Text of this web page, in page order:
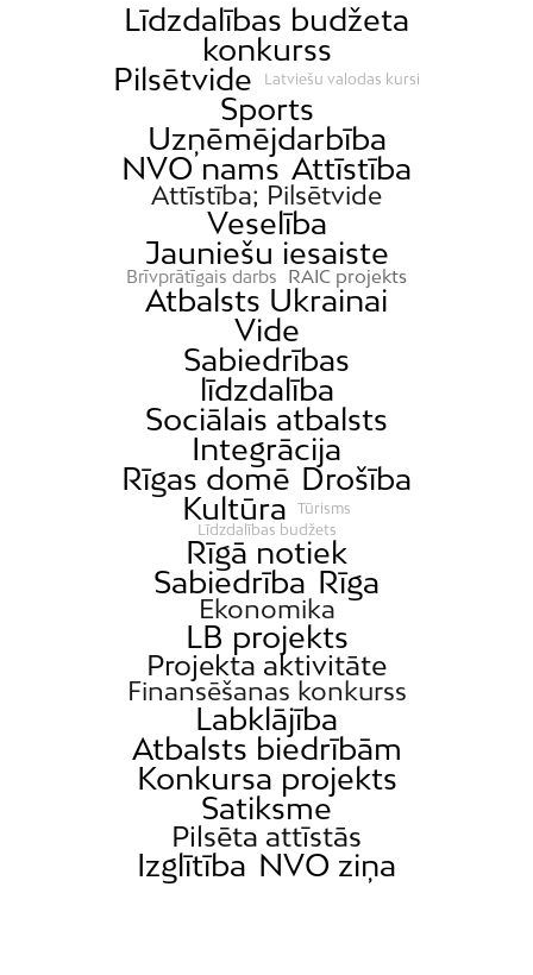
Līdzdalības budžeta
konkurss
Pilsētvide
Latviešu valodas kursi
Sports
Uzņēmējdarbība
NVO nams Attīstība
Attīstība; Pilsētvide
Veselība
Jauniešu iesaiste
Brīvprātīgais darbs RAIC projekts
Atbalsts Ukrainai
Vide
Sabiedrības
līdzdalība
Sociālais atbalsts
Integrācija
Rīgas domē Drošība
Kultūra
Tūrisms
Līdzdalības budžets
Rīgā notiek
Sabiedrība Rīga
Ekonomika
LB projekts
Projekta aktivitāte
Finansēšanas konkurss
Labklājība
Atbalsts biedrībām
Konkursa projekts
Satiksme
Pilsēta attīstās
Izglītība NVO ziņa